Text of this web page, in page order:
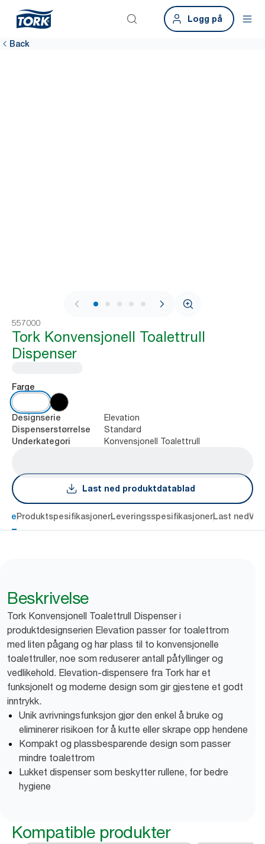
Logg på
Back
1 / 8
557000
Tork Konvensjonell Toalettrull
Dispenser
Farge
Designserie Elevation
Dispenserstørrelse Standard
Underkategori Konvensjonell Toalettrull
Last ned produktdatablad
ProduktspesifikasjonerLeveringsspesifikasjonerLast ned
Beskrivelse
Tork Konvensjonell Toalettrull Dispenser i
produktdesignserien Elevation passer for toalettrom
med liten pågang og har plass til to konvensjonelle
toalettruller, noe som reduserer antall påfyllinger og
vedlikehold. Elevation-dispensere fra Tork har et
funksjonelt og moderne design som gir gjestene et godt
inntrykk.
Unik avrivningsfunksjon gjør den enkel å bruke og
eliminerer risikoen for å kutte eller skrape opp hendene
Kompakt og plassbesparende design som passer
mindre toalettrom
Lukket dispenser som beskytter rullene, for bedre
hygiene
Kompatible produkter